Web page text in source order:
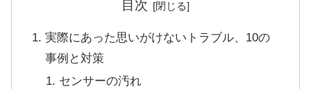
目次
実際にあった思いがけないトラブル、10の
事例と対策
センサーの汚れ